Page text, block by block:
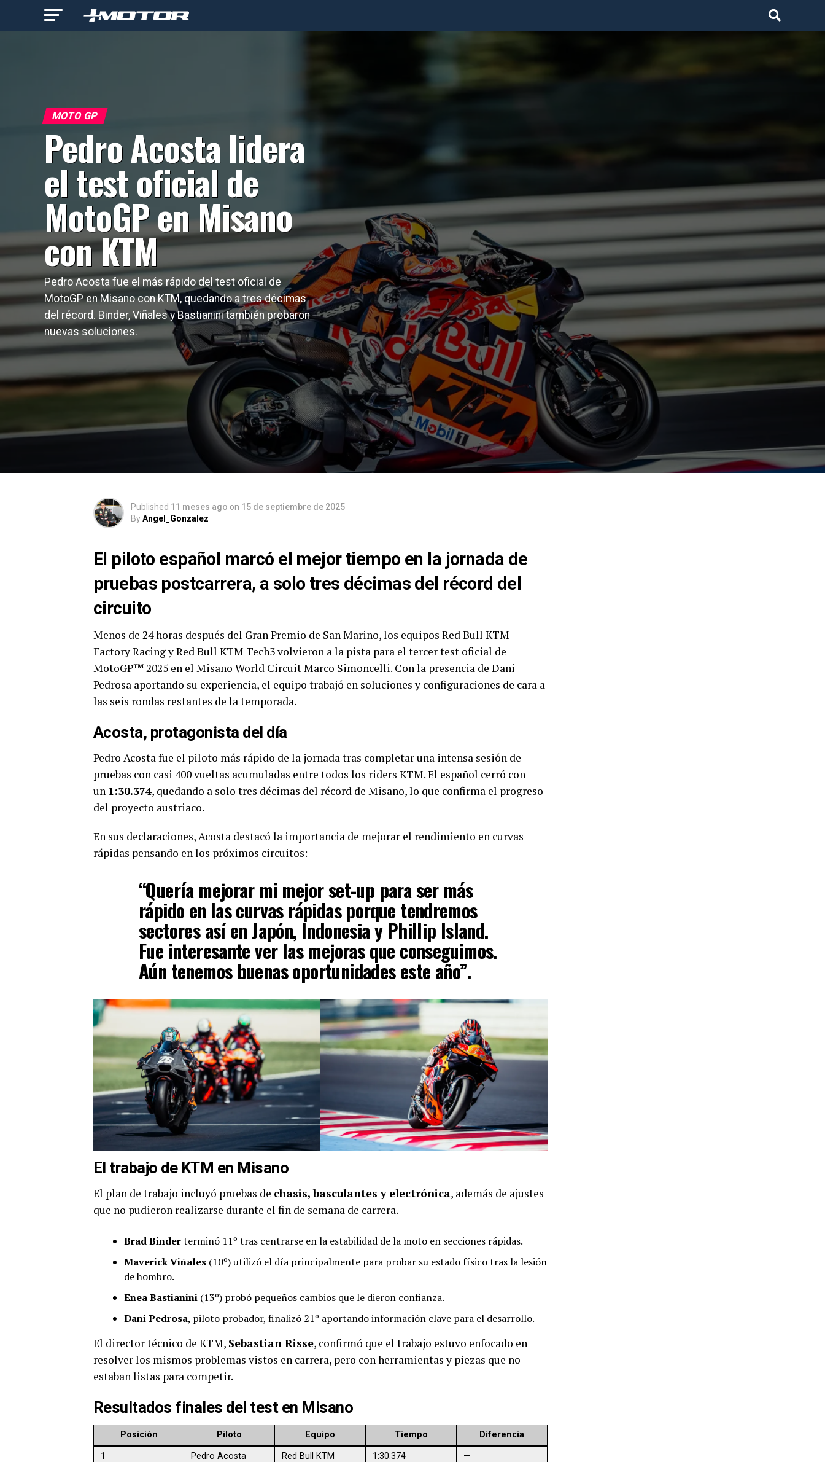
MOTO GP
Pedro Acosta lidera
el test oficial de
MotoGP en Misano
con KTM
Pedro Acosta fue el más rápido del test oficial de
MotoGP en Misano con KTM, quedando a tres décimas
del récord. Binder, Viñales y Bastianini también probaron
nuevas soluciones.
Published 11 meses ago on 15 de septiembre de 2025
ByAngel_Gonzalez
El piloto español marcó el mejor tiempo en la jornada de
pruebas postcarrera, a solo tres décimas del récord del
circuito
Menos de 24 horas después del Gran Premio de San Marino, los equipos Red Bull KTM
Factory Racing y Red Bull KTM Tech3 volvieron a la pista para el tercer test oficial de
MotoGP™ 2025 en el Misano World Circuit Marco Simoncelli. Con la presencia de Dani
Pedrosa aportando su experiencia, el equipo trabajó en soluciones y configuraciones de cara a
las seis rondas restantes de la temporada.
Acosta, protagonista del día
Pedro Acosta fue el piloto más rápido de la jornada tras completar una intensa sesión de
pruebas con casi 400 vueltas acumuladas entre todos los riders KTM. El español cerró con
un 1:30.374, quedando a solo tres décimas del récord de Misano, lo que confirma el progreso
del proyecto austriaco.
En sus declaraciones, Acosta destacó la importancia de mejorar el rendimiento en curvas
rápidas pensando en los próximos circuitos:
“Quería mejorar mi mejor set-up para ser más
rápido en las curvas rápidas porque tendremos
sectores así en Japón, Indonesia y Phillip Island.
Fue interesante ver las mejoras que conseguimos.
Aún tenemos buenas oportunidades este año”.
El trabajo de KTM en Misano
El plan de trabajo incluyó pruebas de chasis, basculantes y electrónica, además de ajustes
que no pudieron realizarse durante el fin de semana de carrera.
Brad Binderterminó 11º tras centrarse en la estabilidad de la moto en secciones rápidas.
Maverick Viñales (10º) utilizó el día principalmente para probar su estado físico tras la lesión
de hombro.
Enea Bastianini (13º) probó pequeños cambios que le dieron confianza.
Dani Pedrosa, piloto probador, finalizó 21º aportando información clave para el desarrollo.
El director técnico de KTM, Sebastian Risse, confirmó que el trabajo estuvo enfocado en
resolver los mismos problemas vistos en carrera, pero con herramientas y piezas que no
estaban listas para competir.
Resultados finales del test en Misano
Posición Piloto Equipo Tiempo Diferencia
1
Pedro Acosta
Red Bull KTM
1:30.374 —